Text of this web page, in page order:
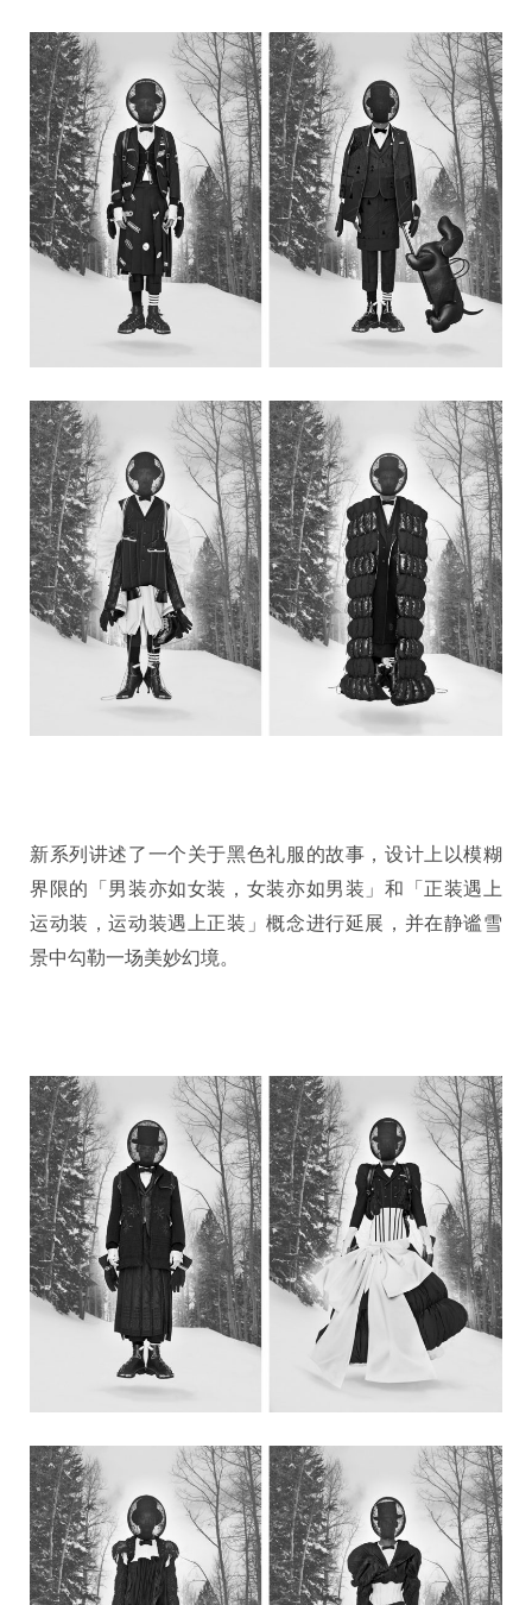
新系列讲述了一个关于黑色礼服的故事，设计上以模糊
界限的「男装亦如女装，女装亦如男装」和「正装遇上
运动装，运动装遇上正装」概念进行延展，并在静谧雪
景中勾勒一场美妙幻境。